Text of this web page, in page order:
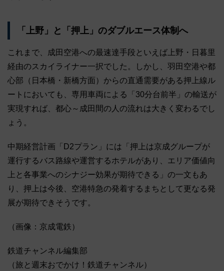
「上野」と「押上」のダブルエース体制へ
これまで、成田空港への最速達手段といえば上野・日暮里
経由のスカイライナー一択でした。しかし、羽田空港や都
心部（日本橋・新橋方面）からの直通需要がある押上線ル
ートにおいても、専用車両による「30分台前半」の輸送が
実現すれば、都心～成田間の人の流れは大きく変わるでし
ょう。
中期経営計画「D2プラン」には「押上は京成グループが
運行するバス路線や運営するホテルがあり、エリア価値向
上と各事業へのシナジー効果が期待できる」の一文もあ
り、押上は今後、空港特急の発着するまちとして更なる発
展が期待できそうです。
（画像：京成電鉄）
鉄道チャンネル編集部
（旅と週末おでかけ！鉄道チャンネル）